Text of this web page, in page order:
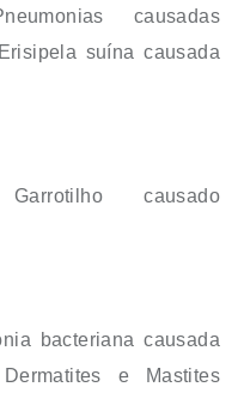
causadas
suína causada
causado
bacteriana causada
e Mastites